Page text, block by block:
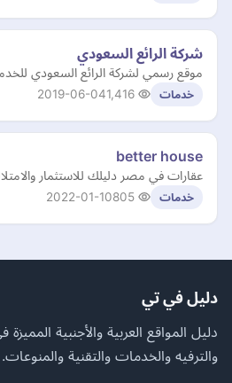
شركة الرائع السعودي
موقع رسمي لشركة الرائع السعودي
خدمات 2019-06-04
better house
عقارات في مصر دليلك للاستثمار
خدمات 2022-01-10
دليل في تي
دليل المواقع العربية والأجنبية المميزة
والترفيه والخدمات والتقنية والمنوعات.